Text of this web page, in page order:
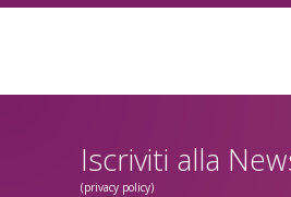
Iscriviti alla
(privacy policy)